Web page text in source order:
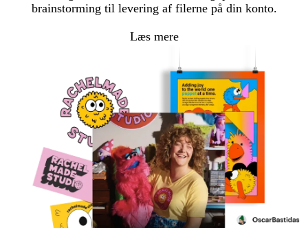
brainstorming til levering af filerne på din konto.
Læs mere